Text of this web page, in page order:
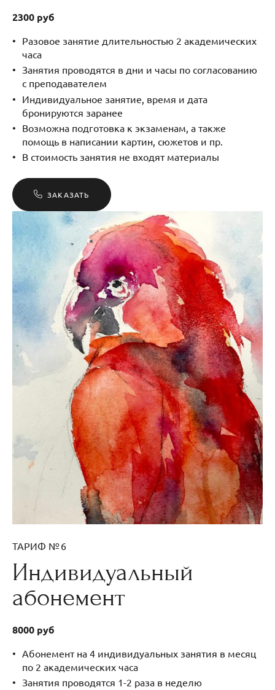
2300 руб
Разовое занятие длительностью 2 академических
часа
Занятия проводятся в дни и часы по согласованию
с преподавателем
Индивидуальное занятие, время и дата
бронируются заранее
Возможна подготовка к экзаменам, а также
помощь в написании картин, сюжетов и пр.
В стоимость занятия не входят материалы
ЗАКАЗАТЬ
ТАРИФ № 6
Индивидуальный
абонемент
8000 руб
Абонемент на 4 индивидуальных занятия в месяц
по 2 академических часа
Занятия проводятся 1-2 раза в неделю